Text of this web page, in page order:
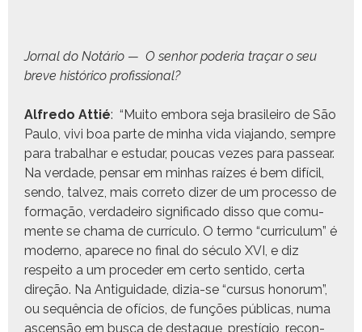
Jor­nal do Notário — O sen­hor pode­ria traçar o seu
breve históri­co profissional?
Alfre­do Attié: “Muito emb­o­ra seja brasileiro de São
Paulo, vivi boa parte de min­ha vida via­jan­do, sem­pre
para tra­bal­har e estu­dar, pou­cas vezes para passear.
Na ver­dade, pen­sar em min­has raízes é bem difí­cil,
sendo, talvez, mais cor­re­to diz­er de um proces­so de
for­mação, ver­dadeiro sig­nifi­ca­do dis­so que comu­
mente se chama de cur­rícu­lo. O ter­mo “cur­ricu­lum” é
mod­er­no, aparece no final do sécu­lo XVI, e diz
respeito a um pro­ced­er em cer­to sen­ti­do, cer­ta
direção. Na Antigu­idade, dizia-se “cur­sus hon­o­rum”,
ou sequên­cia de ofí­cios, de funções públi­cas, numa
ascen­são em bus­ca de destaque, prestí­gio, recon­